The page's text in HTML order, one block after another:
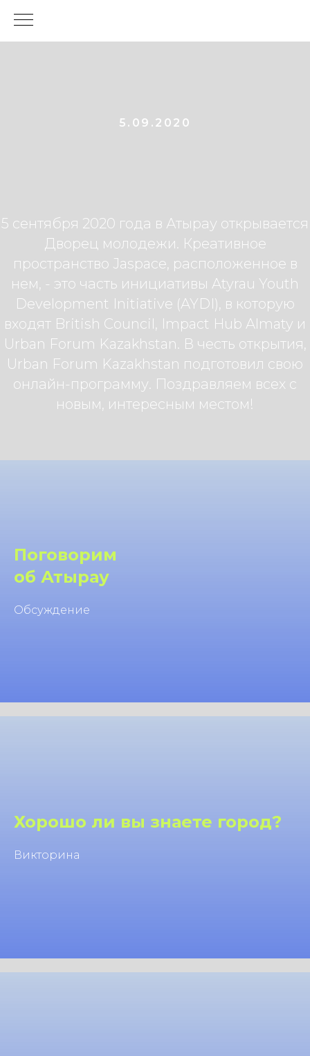
5.09.2020
5 сентября 2020 года в Атырау открывается
Дворец молодежи. Креативное
пространство Jaspace, расположенное в
нем, - это часть инициативы Atyrau Youth
Development Initiative (AYDI), в которую
входят British Council, Impact Hub Almaty и
Urban Forum Kazakhstan. В честь открытия,
Urban Forum Kazakhstan подготовил свою
онлайн-программу. Поздравляем всех с
новым, интересным местом!
Поговорим
об Атырау
Обсуждение
Хорошо ли вы знаете город?
Викторина